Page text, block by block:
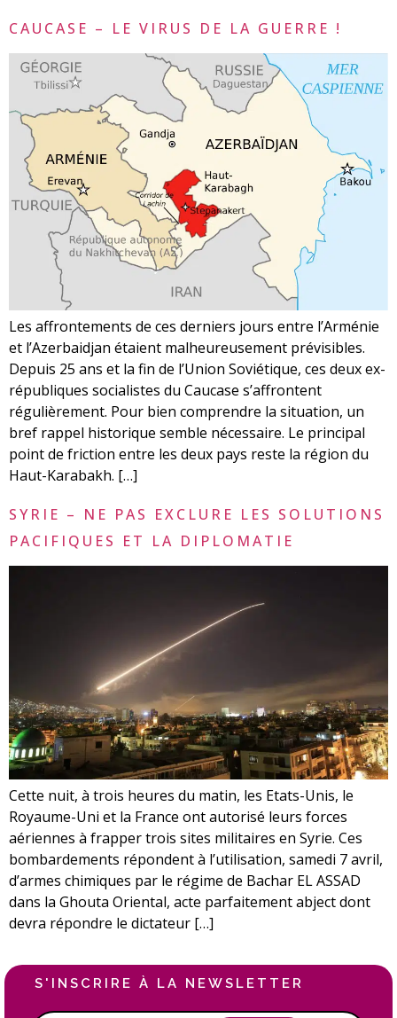
CAUCASE – LE VIRUS DE LA GUERRE !
Les affrontements de ces derniers jours entre l’Arménie
et l’Azerbaidjan étaient malheureusement prévisibles.
Depuis 25 ans et la fin de l’Union Soviétique, ces deux ex-
républiques socialistes du Caucase s’affrontent
régulièrement. Pour bien comprendre la situation, un
bref rappel historique semble nécessaire. Le principal
point de friction entre les deux pays reste la région du
Haut-Karabakh. […]
SYRIE – NE PAS EXCLURE LES SOLUTIONS
PACIFIQUES ET LA DIPLOMATIE
Cette nuit, à trois heures du matin, les Etats-Unis, le
Royaume-Uni et la France ont autorisé leurs forces
aériennes à frapper trois sites militaires en Syrie. Ces
bombardements répondent à l’utilisation, samedi 7 avril,
d’armes chimiques par le régime de Bachar EL ASSAD
dans la Ghouta Oriental, acte parfaitement abject dont
devra répondre le dictateur […]
S'INSCRIRE À LA NEWSLETTER